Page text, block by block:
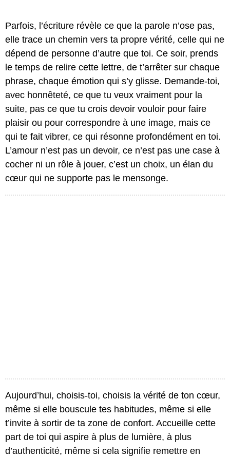
Parfois, l’écriture révèle ce que la parole n’ose pas,
elle trace un chemin vers ta propre vérité, celle qui ne
dépend de personne d’autre que toi. Ce soir, prends
le temps de relire cette lettre, de t’arrêter sur chaque
phrase, chaque émotion qui s’y glisse. Demande-toi,
avec honnêteté, ce que tu veux vraiment pour la
suite, pas ce que tu crois devoir vouloir pour faire
plaisir ou pour correspondre à une image, mais ce
qui te fait vibrer, ce qui résonne profondément en toi.
L’amour n’est pas un devoir, ce n’est pas une case à
cocher ni un rôle à jouer, c’est un choix, un élan du
cœur qui ne supporte pas le mensonge.
Aujourd’hui, choisis-toi, choisis la vérité de ton cœur,
même si elle bouscule tes habitudes, même si elle
t’invite à sortir de ta zone de confort. Accueille cette
part de toi qui aspire à plus de lumière, à plus
d’authenticité, même si cela signifie remettre en